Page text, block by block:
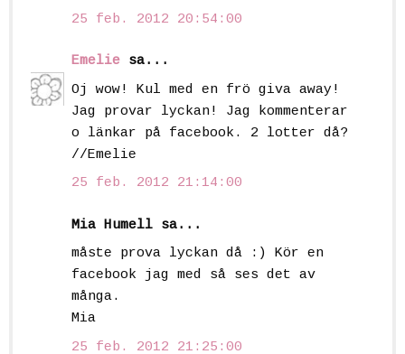
25 feb. 2012 20:54:00
Emelie sa...
Oj wow! Kul med en frö giva away!
Jag provar lyckan! Jag kommenterar
o länkar på facebook. 2 lotter då?
//Emelie
25 feb. 2012 21:14:00
Mia Humell sa...
måste prova lyckan då :) Kör en
facebook jag med så ses det av
många.
Mia
25 feb. 2012 21:25:00